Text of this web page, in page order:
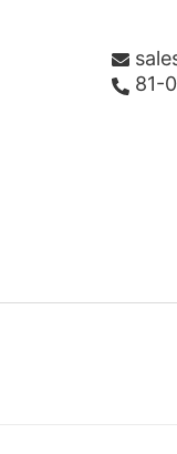
81-